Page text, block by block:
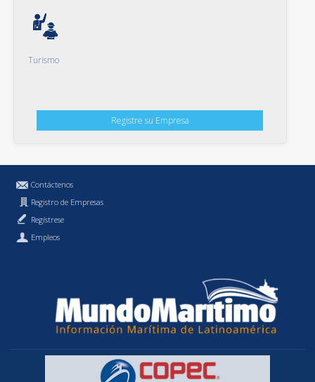
Turismo
Registre su Empresa
Contáctenos
Registro de Empresas
Regístrese
Empleos
Política de Privacidad
MundoMaritimo.cl es una marca registrada de MundoMaritimo Ltda.